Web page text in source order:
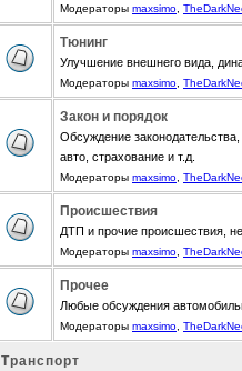
Модераторы maxsimo
Тюнинг
Улучшение внешнего вида,
Модераторы maxsimo
Закон и порядок
Обсуждение
авто, страхование и т.д.
Модераторы maxsimo
Происшествия
ДТП и прочие происшествия,
Модераторы maxsimo
Прочее
Любые обсуждения
Модераторы maxsimo
Транспорт